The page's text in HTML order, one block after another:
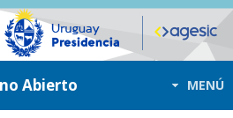
Abierto MENÚ